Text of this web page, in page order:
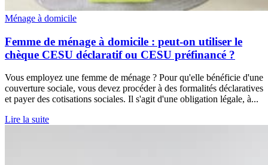
Ménage à domicile
Femme de ménage à domicile : peut-on utiliser le
chèque CESU déclaratif ou CESU préfinancé ?
Vous employez une femme de ménage ? Pour qu'elle bénéficie d'une
couverture sociale, vous devez procéder à des formalités déclaratives
et payer des cotisations sociales. Il s'agit d'une obligation légale, à...
Lire la suite